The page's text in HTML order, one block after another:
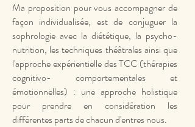
Ma proposition pour vous accompagner de
façon individualisée, est de conjuguer la
sophrologie avec la diététique, la psycho-
nutrition, les techniques théâtrales ainsi que
l'approche expérientielle des TCC (thérapies
cognitivo- comportementales et
émotionnelles) : une approche holistique
pour prendre en considération les
différentes parts de chacun d'entres nous.